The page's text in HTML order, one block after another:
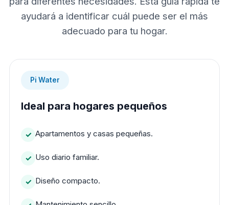
ayudará a identificar cuál puede ser el más
adecuado para tu hogar.
Pi Water
Ideal para hogares pequeños
Apartamentos y casas pequeñas.
Uso diario familiar.
Diseño compacto.